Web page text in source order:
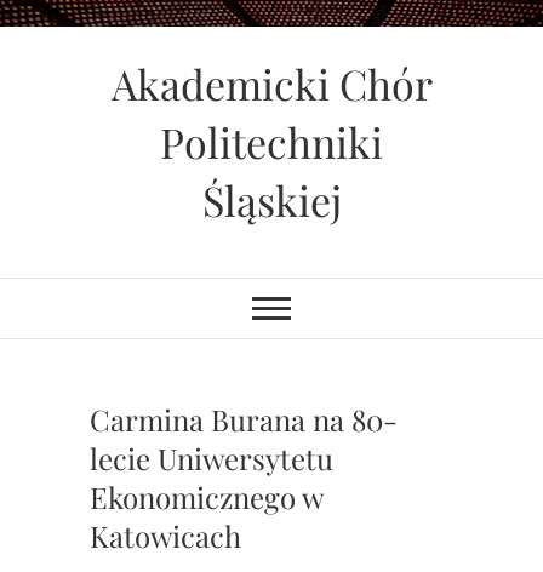
Skip
Akademicki Chór
Politechniki
Śląskiej
Carmina Burana na 80-
lecie Uniwersytetu
Ekonomicznego w
Katowicach